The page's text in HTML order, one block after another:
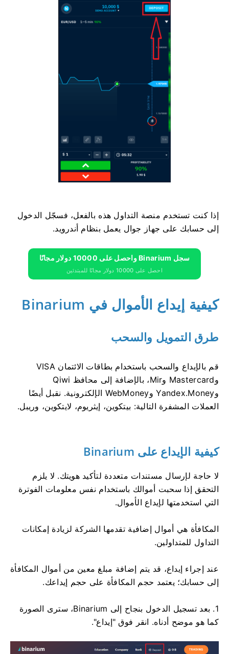
إذا كنت تستخدم منصة التداول هذه بالفعل، فسجّل الدخول
إلى حسابك على جهاز جوال يعمل بنظام أندرويد.
سجل Binarium واحصل على 10000 دولار مجانًا
احصل على 10000 دولار مجانًا للمبتدئين
كيفية إيداع الأموال في Binarium
طرق التمويل والسحب
قم بالإيداع والسحب باستخدام بطاقات الائتمان VISA
وMastercard وMir، بالإضافة إلى محافظ Qiwi
وYandex.Money وWebMoney الإلكترونية. نقبل أيضًا
العملات المشفرة التالية: بيتكوين، إيثريوم، لايتكوين، وريبل.
كيفية الإيداع على Binarium
لا حاجة لإرسال مستندات متعددة لتأكيد هويتك. لا يلزم
التحقق إذا سحبت أموالك باستخدام نفس معلومات الفوترة
التي استخدمتها لإيداع الأموال.
المكافأة هي أموال إضافية تقدمها الشركة لزيادة إمكانات
التداول للمتداولين.
عند إجراء إيداع، قد يتم إضافة مبلغ معين من أموال المكافأة
إلى حسابك؛ يعتمد حجم المكافأة على حجم إيداعك.
1. بعد تسجيل الدخول بنجاح إلى Binarium، سترى الصورة
كما هو موضح أدناه. انقر فوق "إيداع".